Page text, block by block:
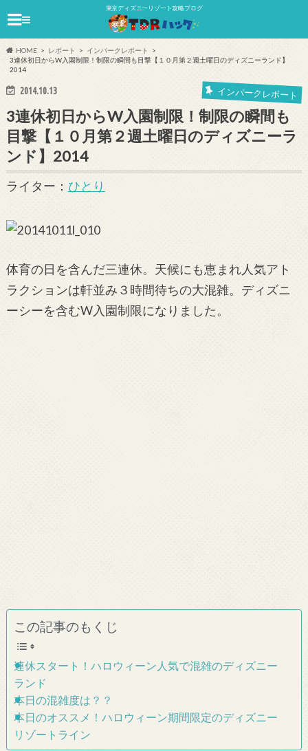
東京ディズニーリゾート攻略ブログ
≡
HOME レポート
インパークレポート
3連休初日からW入園制限！制限の瞬間も目撃【１０月第２週土曜日のディズニーランド】
2014
2014.10.13 インパークレポート
3連休初日からW入園制限！制限の瞬間も
目撃【１０月第２週土曜日のディズニーラ
ンド】2014
ライター： ひとり
体育の日を含んだ三連休。天候にも恵まれ人気アト
ラクションは軒並み３時間待ちの大混雑。ディズニ
ーシーを含むW入園制限になりました。
この記事のもくじ
連休スタート！ハロウィーン人気で混雑のディズニー
ランド
本日の混雑度は？？
本日のオススメ！ハロウィーン期間限定のディズニー
リゾートライン